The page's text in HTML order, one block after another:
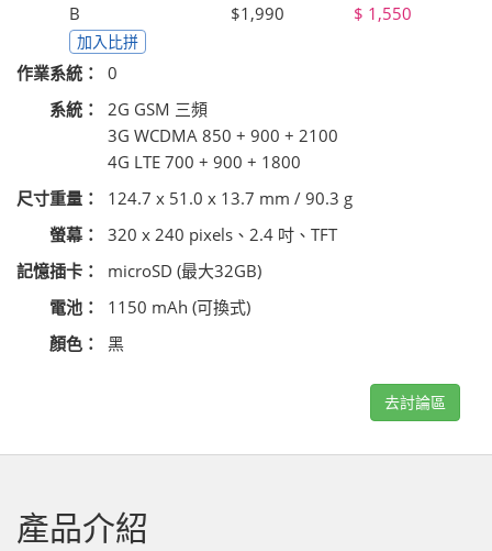
B
加入比拼
$1,990
1,550
作業系統：
0
系統：
2G GSM 三頻
3G WCDMA 850 + 900 + 2100
4G LTE 700 + 900 + 1800
尺寸重量：
124.7 x 51.0 x 13.7 mm / 90.3 g
螢幕：
320 x 240 pixels、2.4 吋、TFT
記憶插卡：
microSD (最大32GB)
電池：
1150 mAh (可換式)
顏色：
黑
去討論區
產品介紹